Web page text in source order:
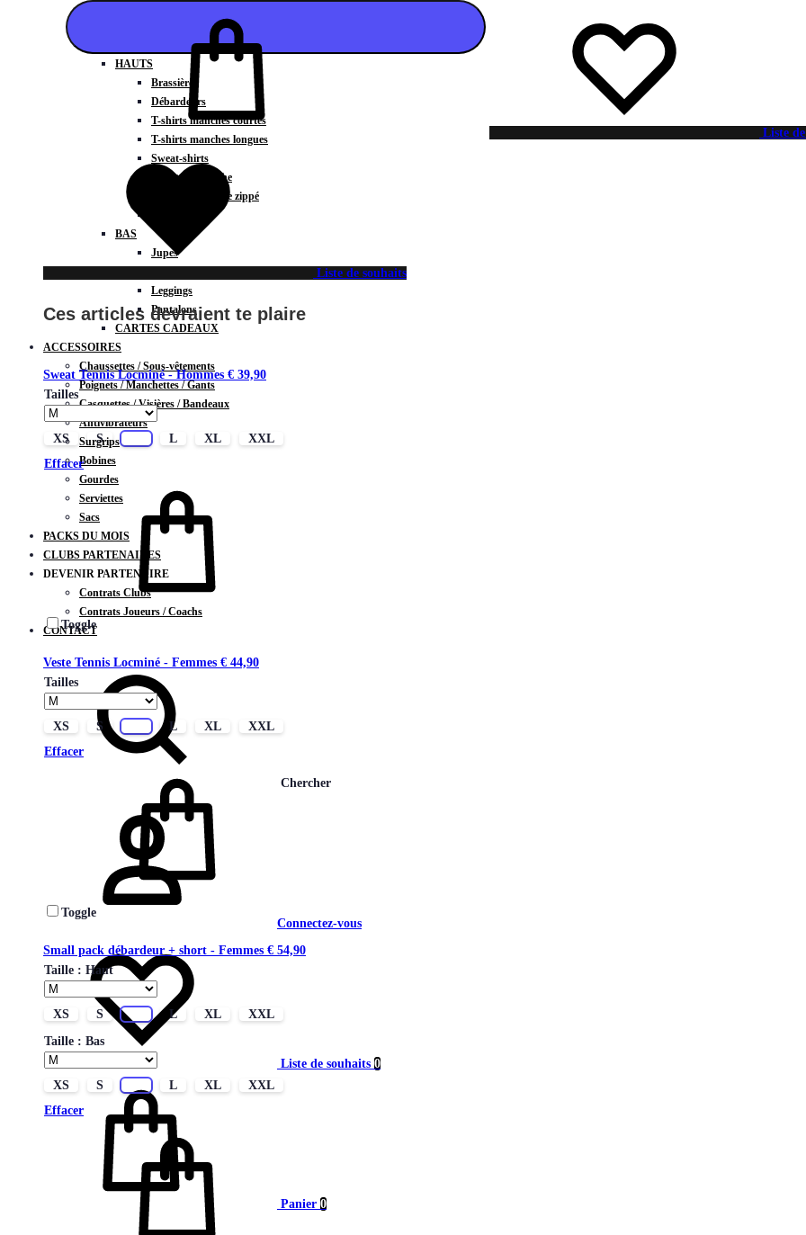
HAUTS
Brassières
Débardeurs
T-shirts manches courtes
T-shirts manches longues
Sweat-shirts
Sweats à capuche
Sweats à capuche zippé
BAS
Jupes
Leggings
Pantalons
CARTES CADEAUX
ACCESSOIRES
Chaussettes / Sous-vêtements
Poignets / Manchettes / Gants
Casquettes / Visières / Bandeaux
Antivibrateurs
Surgrips
Bobines
Gourdes
Serviettes
Sacs
PACKS DU MOIS
CLUBS PARTENAIRES
DEVENIR PARTENAIRE
Contrats Clubs
Contrats Joueurs / Coachs
CONTACT
Chercher
Connectez-vous
Liste de souhaits 0
Panier 0
Liste
Liste de souhaits
Ces articles devraient te plaire
Sweat Tennis Locminé - Hommes € 39,90
Tailles
XS S L XL
XXL
Effacer
Toggle
Veste Tennis Locminé - Femmes € 44,90
Tailles
XS S L XL
XXL
Effacer
Toggle
Small pack débardeur + short - Femmes € 54,90
Taille : Haut
XS S L XL
XXL
Taille : Bas
XS S L XL
XXL
Effacer